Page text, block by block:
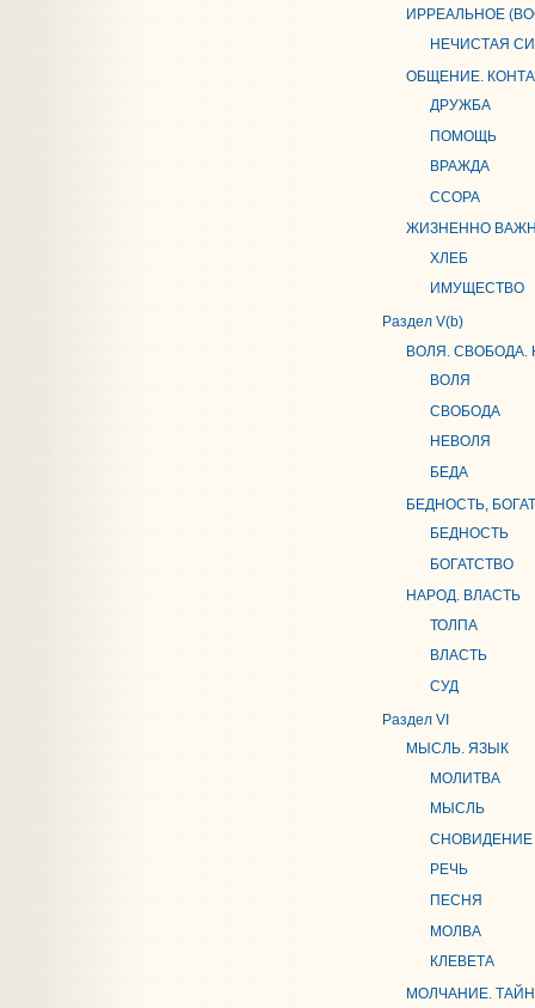
ИРРЕАЛЬНОЕ
НЕЧИСТАЯ
ОБЩЕНИЕ.
ДРУЖБА
ПОМОЩЬ
ВРАЖДА
ССОРА
ЖИЗНЕННО
ХЛЕБ
ИМУЩЕСТВО
Раздел V(b)
ВОЛЯ. СВОБОДА.
ВОЛЯ
СВОБОДА
НЕВОЛЯ
БЕДА
БЕДНОСТЬ,
БЕДНОСТЬ
БОГАТСТВО
НАРОД. ВЛАСТЬ
ТОЛПА
ВЛАСТЬ
СУД
Раздел VI
МЫСЛЬ. ЯЗЫК
МОЛИТВА
МЫСЛЬ
СНОВИДЕНИЕ
РЕЧЬ
ПЕСНЯ
МОЛВА
КЛЕВЕТА
МОЛЧАНИЕ.